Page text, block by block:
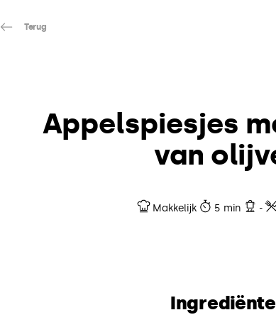
Terug
Appelspiesjes
van
Makkelijk 5 min -